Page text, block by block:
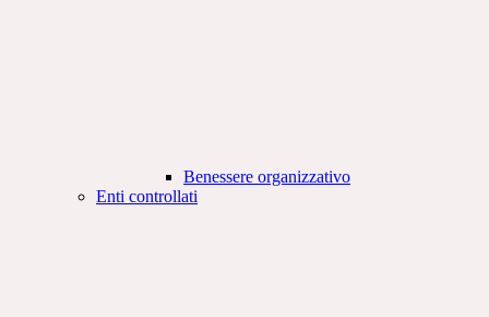
Benessere organizzativo
Enti controllati